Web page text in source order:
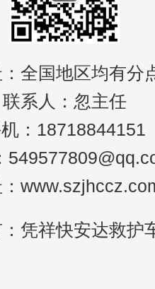
全国地区均有分
联系人：忽主任
：18718844151
：
凭祥快安达救护